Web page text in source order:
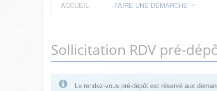
ACCUEIL FAIRE UNE DÉMARCHE
Sollicitation RDV pré-
Le rendez-vous pré-dépôt est réservé aux